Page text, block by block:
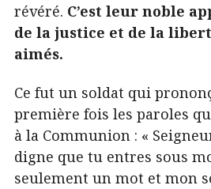
révéré. C’est leur noble
de la justice et de la
aimés.
Ce fut un soldat qui
première fois les paroles
à la Communion : «
digne que tu entres sous
seulement un mot et mon